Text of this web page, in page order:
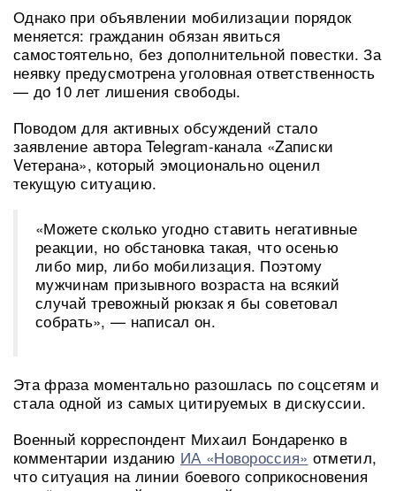
Однако при объявлении мобилизации порядок
меняется: гражданин обязан явиться
самостоятельно, без дополнительной повестки. За
неявку предусмотрена уголовная ответственность
— до 10 лет лишения свободы.
Поводом для активных обсуждений стало
заявление автора Telegram-канала «Zаписки
Vетерана», который эмоционально оценил
текущую ситуацию.
«Можете сколько угодно ставить негативные
реакции, но обстановка такая, что осенью
либо мир, либо мобилизация. Поэтому
мужчинам призывного возраста на всякий
случай тревожный рюкзак я бы советовал
собрать», — написал он.
Эта фраза моментально разошлась по соцсетям и
стала одной из самых цитируемых в дискуссии.
Военный корреспондент Михаил Бондаренко в
комментарии изданию ИА «Новороссия» отметил,
что ситуация на линии боевого соприкосновения